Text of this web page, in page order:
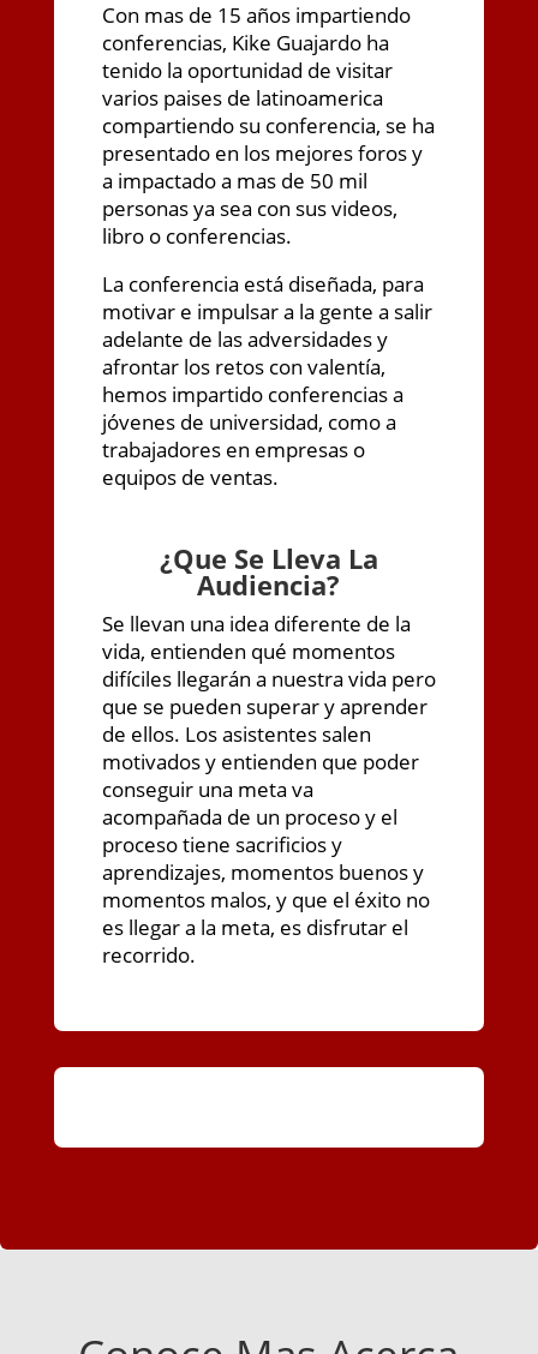
Con mas de 15 años impartiendo
conferencias, Kike Guajardo ha
tenido la oportunidad de visitar
varios paises de latinoamerica
compartiendo su conferencia, se ha
presentado en los mejores foros y
a impactado a mas de 50 mil
personas ya sea con sus videos,
libro o conferencias.
La conferencia está diseñada, para
motivar e impulsar a la gente a salir
adelante de las adversidades y
afrontar los retos con valentía,
hemos impartido conferencias a
jóvenes de universidad, como a
trabajadores en empresas o
equipos de ventas.
¿Que Se Lleva La
Audiencia?
Se llevan una idea diferente de la
vida, entienden qué momentos
difíciles llegarán a nuestra vida pero
que se pueden superar y aprender
de ellos. Los asistentes salen
motivados y entienden que poder
conseguir una meta va
acompañada de un proceso y el
proceso tiene sacrificios y
aprendizajes, momentos buenos y
momentos malos, y que el éxito no
es llegar a la meta, es disfrutar el
recorrido.